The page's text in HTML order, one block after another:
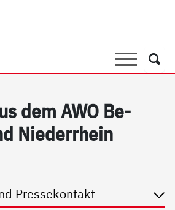
SucheSuche
dem AWO Be­
Nie­der­r­hein
Pressekontakt